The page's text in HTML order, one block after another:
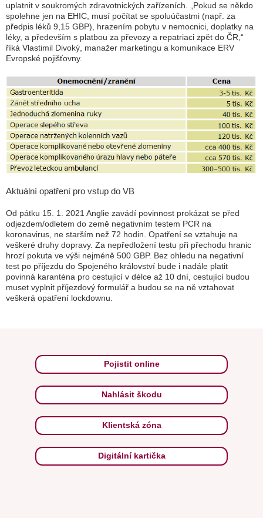
uplatnit v soukromých zdravotnických zařízeních.
„Pokud se někdo
spolehne jen na EHIC, musí počítat se spoluúčastmi (např. za
předpis léků 9,15 GBP), hrazením pobytu v nemocnici, doplatky na
léky, a především s platbou za převozy a repatriaci zpět do ČR,“
říká Vlastimil Divoký, manažer marketingu a komunikace ERV
Evropské pojišťovny.
Aktuální opatření pro vstup do VB
Od pátku 15. 1. 2021 Anglie zavádí povinnost prokázat se před
odjezdem/odletem do země negativním testem PCR na
koronavirus, ne starším než 72 hodin. Opatření se vztahuje na
veškeré druhy dopravy. Za nepředložení testu při přechodu hranic
hrozí pokuta ve výši nejméně 500 GBP. Bez ohledu na negativní
test po příjezdu do Spojeného království bude i nadále platit
povinná karanténa pro cestující v délce až 10 dní, cestující budou
muset vyplnit příjezdový formulář a budou se na ně vztahovat
veškerá opatření lockdownu.
Pojistit online
Nahlásit škodu
Klientská zóna
Digitální kartička